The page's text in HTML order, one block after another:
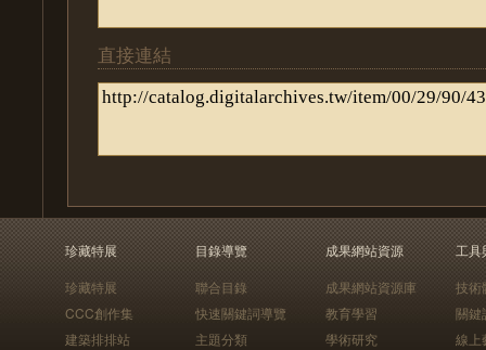
直接連結
珍藏特展
珍藏特展
CCC創作集
建築排排站
目錄導覽
聯合目錄
快速關鍵詞導覽
主題分類
成果網站資源
成果網站資源庫
教育學習
學術研究
工具
技術
關鍵
線上